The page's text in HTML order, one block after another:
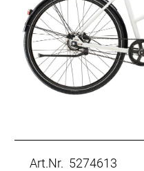
Art.Nr. 5274613